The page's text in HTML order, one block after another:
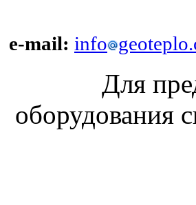
e-mail: info
Для